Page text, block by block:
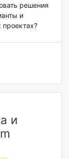
решения
и
проектах?
и